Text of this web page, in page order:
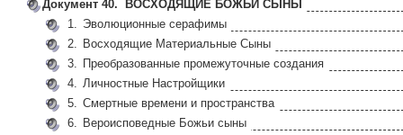
Документ 40. ВОСХОДЯЩИЕ БОЖЬИ СЫНЫ
1. Эволюционные серафимы
2. Восходящие Материальные Сыны
3. Преобразованные промежуточные создания
4. Личностные Настройщики
5. Смертные времени и пространства
6. Вероисповедные Божьи сыны